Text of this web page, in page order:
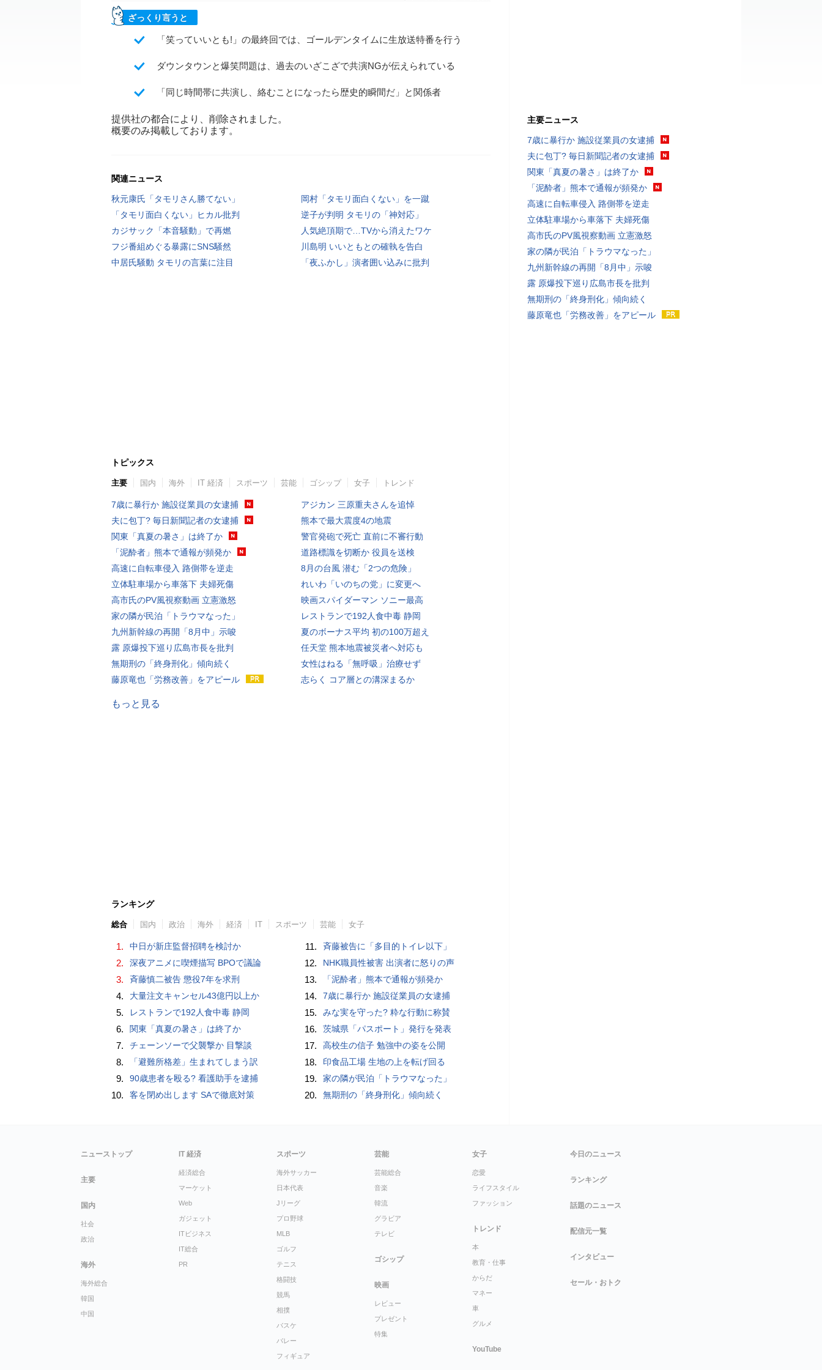
ざっくり言うと
「笑っていいとも!」の最終回では、ゴールデンタイムに生放送特番を行う
ダウンタウンと爆笑問題は、過去のいざこざで共演NGが伝えられている
「同じ時間帯に共演し、絡むことになったら歴史的瞬間だ」と関係者
提供社の都合により、削除されました。
概要のみ掲載しております。
関連ニュース
秋元康氏「タモリさん勝てない」
岡村「タモリ面白くない」を一蹴
「タモリ面白くない」ヒカル批判
逆子が判明 タモリの「神対応」
カジサック「本音騒動」で再燃
人気絶頂期で…TVから消えたワケ
フジ番組めぐる暴露にSNS騒然
川島明 いいともとの確執を告白
中居氏騒動 タモリの言葉に注目
「夜ふかし」演者囲い込みに批判
トピックス
主要 国内 海外 IT 経済 スポーツ 芸能 ゴシップ 女子 トレンド
7歳に暴行か 施設従業員の女逮捕
夫に包丁? 毎日新聞記者の女逮捕
関東「真夏の暑さ」は終了か
「泥酔者」熊本で通報が頻発か
高速に自転車侵入 路側帯を逆走
立体駐車場から車落下 夫婦死傷
高市氏のPV風視察動画 立憲激怒
家の隣が民泊「トラウマなった」
九州新幹線の再開「8月中」示唆
露 原爆投下巡り広島市長を批判
無期刑の「終身刑化」傾向続く
藤原竜也「労務改善」をアピール
アジカン 三原重夫さんを追悼
熊本で最大震度4の地震
警官発砲で死亡 直前に不審行動
道路標識を切断か 役員を送検
8月の台風 潜む「2つの危険」
れいわ「いのちの党」に変更へ
映画スパイダーマン ソニー最高
レストランで192人食中毒 静岡
夏のボーナス平均 初の100万超え
任天堂 熊本地震被災者へ対応も
女性はねる「無呼吸」治療せず
志らく コア層との溝深まるか
もっと見る
ランキング
総合 国内 政治 海外 経済 IT スポーツ 芸能 女子
1. 中日が新庄監督招聘を検討か
2. 深夜アニメに喫煙描写 BPOで議論
3. 斉藤慎二被告 懲役7年を求刑
4. 大量注文キャンセル43億円以上か
5. レストランで192人食中毒 静岡
6. 関東「真夏の暑さ」は終了か
7. チェーンソーで父襲撃か 目撃談
8. 「避難所格差」生まれてしまう訳
9. 90歳患者を殴る? 看護助手を逮捕
10. 客を閉め出します SAで徹底対策
11. 斉藤被告に「多目的トイレ以下」
12. NHK職員性被害 出演者に怒りの声
13. 「泥酔者」熊本で通報が頻発か
14. 7歳に暴行か 施設従業員の女逮捕
15. みな実を守った? 粋な行動に称賛
16. 茨城県「パスポート」発行を発表
17. 高校生の信子 勉強中の姿を公開
18. 印食品工場 生地の上を転げ回る
19. 家の隣が民泊「トラウマなった」
20. 無期刑の「終身刑化」傾向続く
主要ニュース
7歳に暴行か 施設従業員の女逮捕
夫に包丁? 毎日新聞記者の女逮捕
関東「真夏の暑さ」は終了か
「泥酔者」熊本で通報が頻発か
高速に自転車侵入 路側帯を逆走
立体駐車場から車落下 夫婦死傷
高市氏のPV風視察動画 立憲激怒
家の隣が民泊「トラウマなった」
九州新幹線の再開「8月中」示唆
露 原爆投下巡り広島市長を批判
無期刑の「終身刑化」傾向続く
藤原竜也「労務改善」をアピール
ニューストップ
主要
国内
社会
政治
海外
海外総合
韓国
中国
IT 経済
経済総合
マーケット
Web
ガジェット
ITビジネス
IT総合
PR
スポーツ
海外サッカー
日本代表
Jリーグ
プロ野球
MLB
ゴルフ
テニス
格闘技
競馬
相撲
バスケ
バレー
フィギュア
芸能
芸能総合
音楽
韓流
グラビア
テレビ
ゴシップ
映画
レビュー
プレゼント
特集
女子
恋愛
ライフスタイル
ファッション
トレンド
本
教育・仕事
からだ
マネー
車
グルメ
YouTube
今日のニュース
ランキング
話題のニュース
配信元一覧
インタビュー
セール・おトク